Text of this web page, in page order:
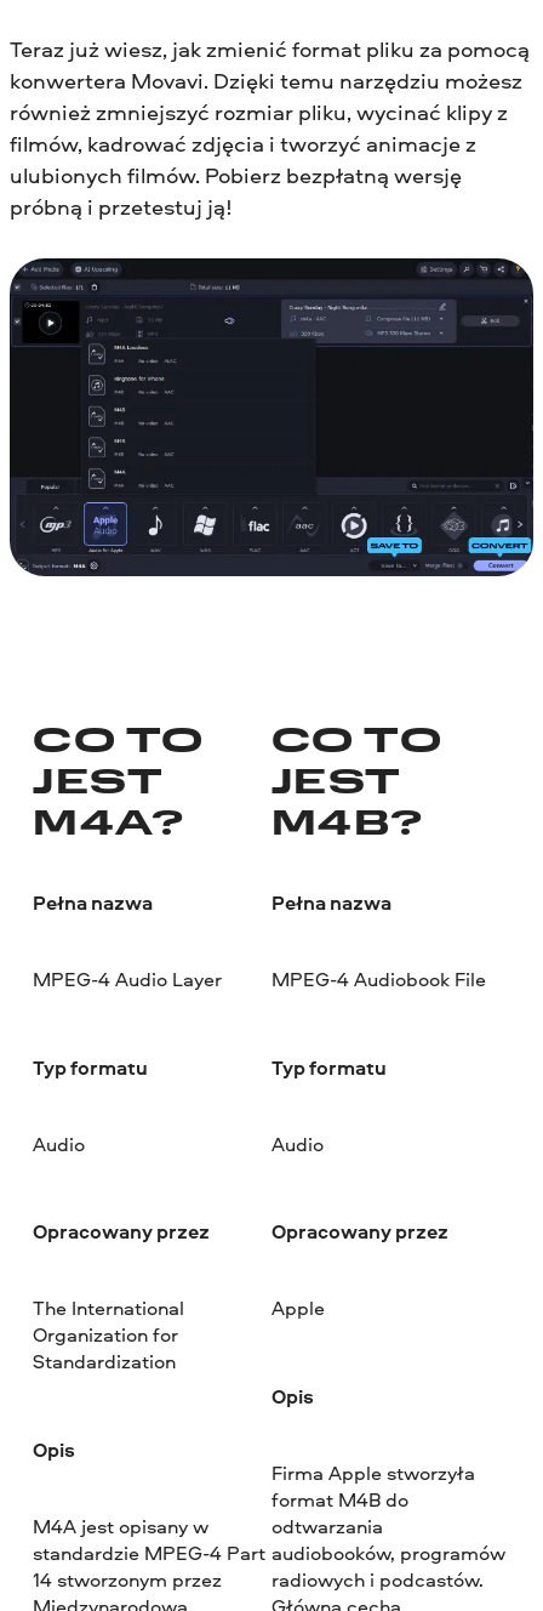
Teraz już wiesz, jak zmienić format pliku za pomocą
konwertera Movavi. Dzięki temu narzędziu możesz
również zmniejszyć rozmiar pliku, wycinać klipy z
filmów, kadrować zdjęcia i tworzyć animacje z
ulubionych filmów. Pobierz bezpłatną wersję
próbną i przetestuj ją!
CO TO
JEST
M4A?
Pełna nazwa
MPEG-4 Audio Layer
Typ formatu
Audio
Opracowany przez
The International
Organization for
Standardization
Opis
M4A jest opisany w
standardzie MPEG-4 Part
14 stworzonym przez
CO TO
JEST
M4B?
Pełna nazwa
MPEG-4 Audiobook File
Typ formatu
Audio
Opracowany przez
Apple
Opis
Firma Apple stworzyła
format M4B do
odtwarzania
audiobooków, programów
radiowych i podcastów.